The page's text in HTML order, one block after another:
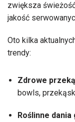
zwiększa
jakość
Oto kilka
trendy:
Zdrowe
bowls,
Roślinne dania